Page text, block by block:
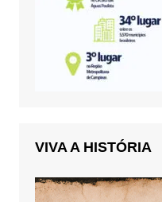
VIVA A HISTÓRIA